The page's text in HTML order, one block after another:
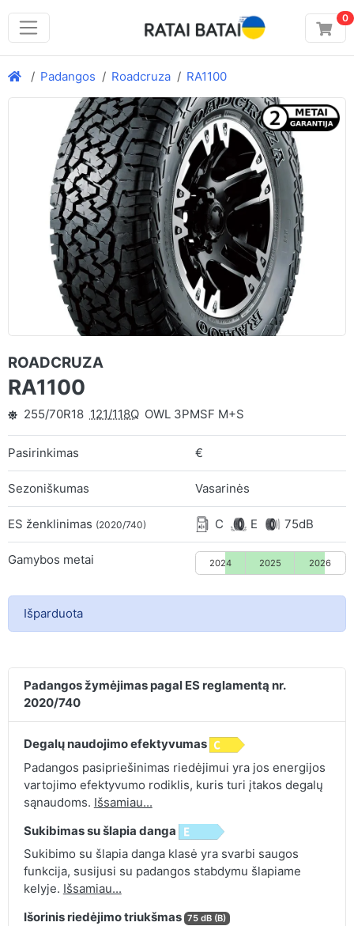
0
Padangos Roadcruza RA1100
ROADCRUZA
RA1100
255/70R18 121/118Q OWL 3PMSF M+S
Pasirinkimas €
Sezoniškumas Vasarinės
ES ženklinimas (2020/740) C E 75dB
Gamybos metai 2024 2025 2026
Išparduota
Padangos žymėjimas pagal ES reglamentą nr.
2020/740
Degalų naudojimo efektyvumas
Padangos pasipriešinimas riedėjimui yra jos energijos
vartojimo efektyvumo rodiklis, kuris turi įtakos degalų
sąnaudoms. Išsamiau...
Sukibimas su šlapia danga
Sukibimo su šlapia danga klasė yra svarbi saugos
funkcija, susijusi su padangos stabdymu šlapiame
kelyje. Išsamiau...
Išorinis riedėjimo triukšmas 75 dB (B)